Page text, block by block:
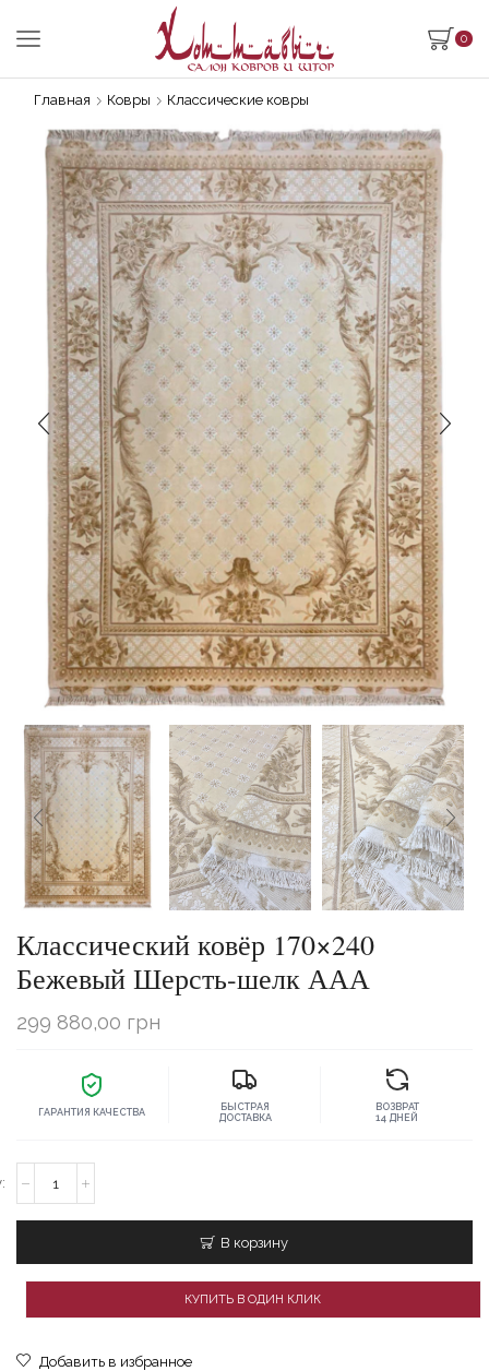
0
Главная Ковры Классические ковры
Классический ковёр 170×240
Бежевый Шерсть-шелк ААА
299 880,00 грн
ГАРАНТИЯ КАЧЕСТВА
БЫСТРАЯ
ДОСТАВКА
ВОЗВРАТ
14 ДНЕЙ
товара
Бежевый
В корзину
КУПИТЬ В ОДИН КЛИК
Добавить в избранное